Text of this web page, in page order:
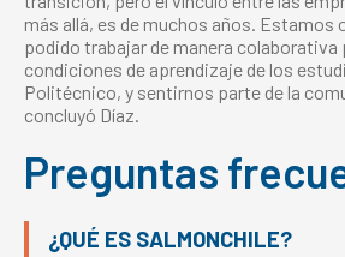
más allá, es de muchos años. Estamos
podido trabajar de manera colaborativa
condiciones de aprendizaje de los
Politécnico, y sentirnos parte de la
concluyó Díaz.
Preguntas
¿QUÉ ES SALMONCHILE?